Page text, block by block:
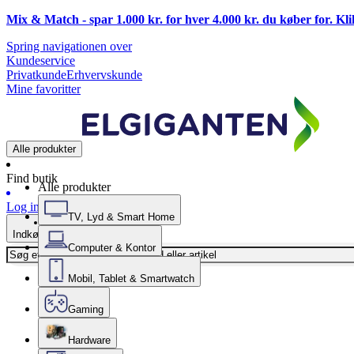
Mix & Match - spar 1.000 kr. for hver 4.000 kr. du køber for.
Spring navigationen over
Kundeservice
PrivatkundeErhvervskunde
Mine favoritter
Alle produkter
Find butik
Log ind
Indkøbskurv
Alle produkter
TV, Lyd & Smart Home
Computer & Kontor
Mobil, Tablet & Smartwatch
Gaming
Hardware